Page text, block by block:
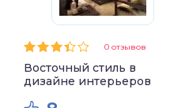
0 отзывов
Восточный стиль в
дизайне интерьеров